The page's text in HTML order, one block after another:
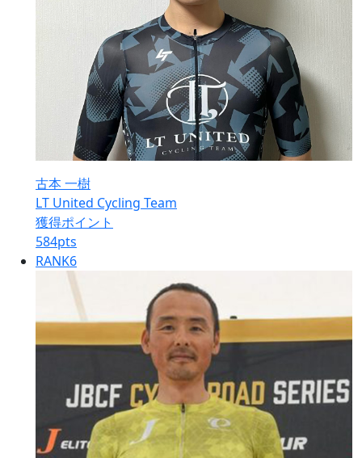
古本 一樹
LT United Cycling Team
獲得ポイント
584pts
RANK6